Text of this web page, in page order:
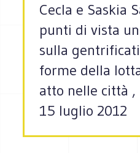
Cecla e Saskia
punti di vista
sulla
forme della
atto nelle città ,
15 luglio 2012